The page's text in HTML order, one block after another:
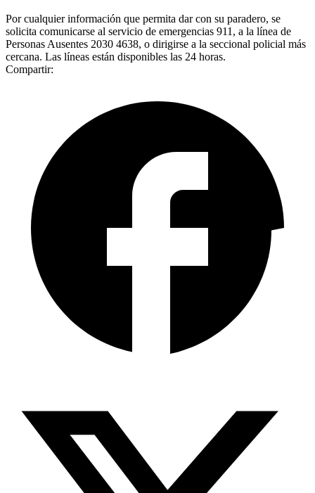
Por cualquier información que permita dar con su paradero, se
solicita comunicarse al servicio de emergencias 911, a la línea de
Personas Ausentes 2030 4638, o dirigirse a la seccional policial más
cercana. Las líneas están disponibles las 24 horas.
Compartir: